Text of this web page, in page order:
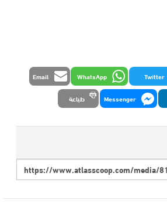
Twitter
WhatsApp
Email
Messenger طباعة